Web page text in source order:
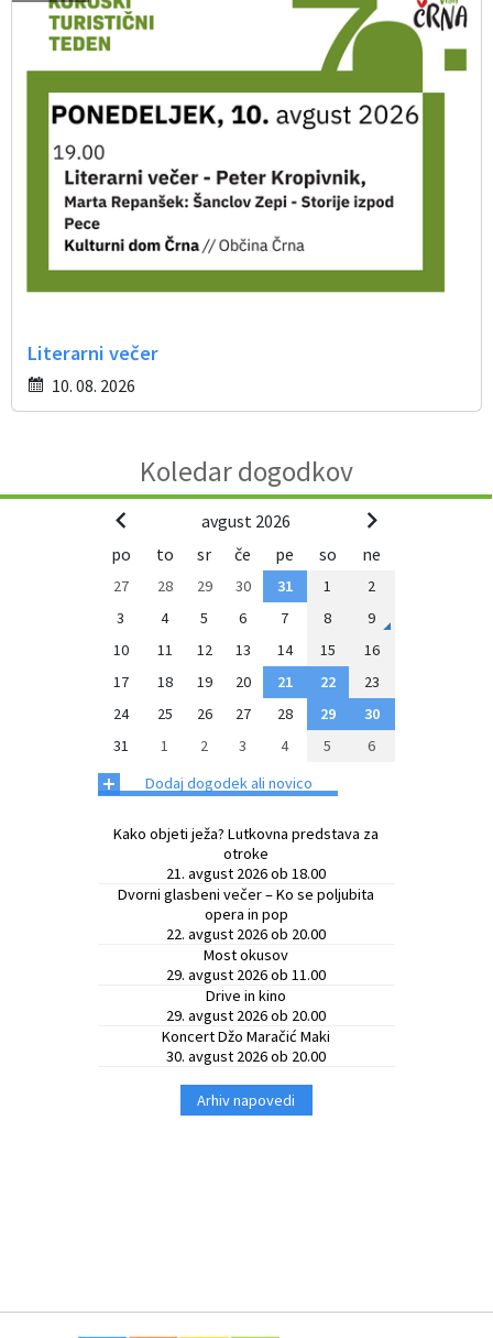
Literarni večer
10. 08. 2026
Koledar dogodkov
avgust 2026
po
to sr če pe so ne
27 28 29 30 31 1
2
3
4 5 6 7 8
9
10
11 12 13 14 15
16
17
18 19 20 21 22
23
24
25 26 27 28 29
30
31
1 2 3 4 5 6
+ Dodaj dogodek ali novico
Kako objeti ježa? Lutkovna predstava za
otroke
21. avgust 2026 ob 18.00
Dvorni glasbeni večer – Ko se poljubita
opera in pop
22. avgust 2026 ob 20.00
Most okusov
29. avgust 2026 ob 11.00
Drive in kino
29. avgust 2026 ob 20.00
Koncert Džo Maračić Maki
30. avgust 2026 ob 20.00
Arhiv napovedi